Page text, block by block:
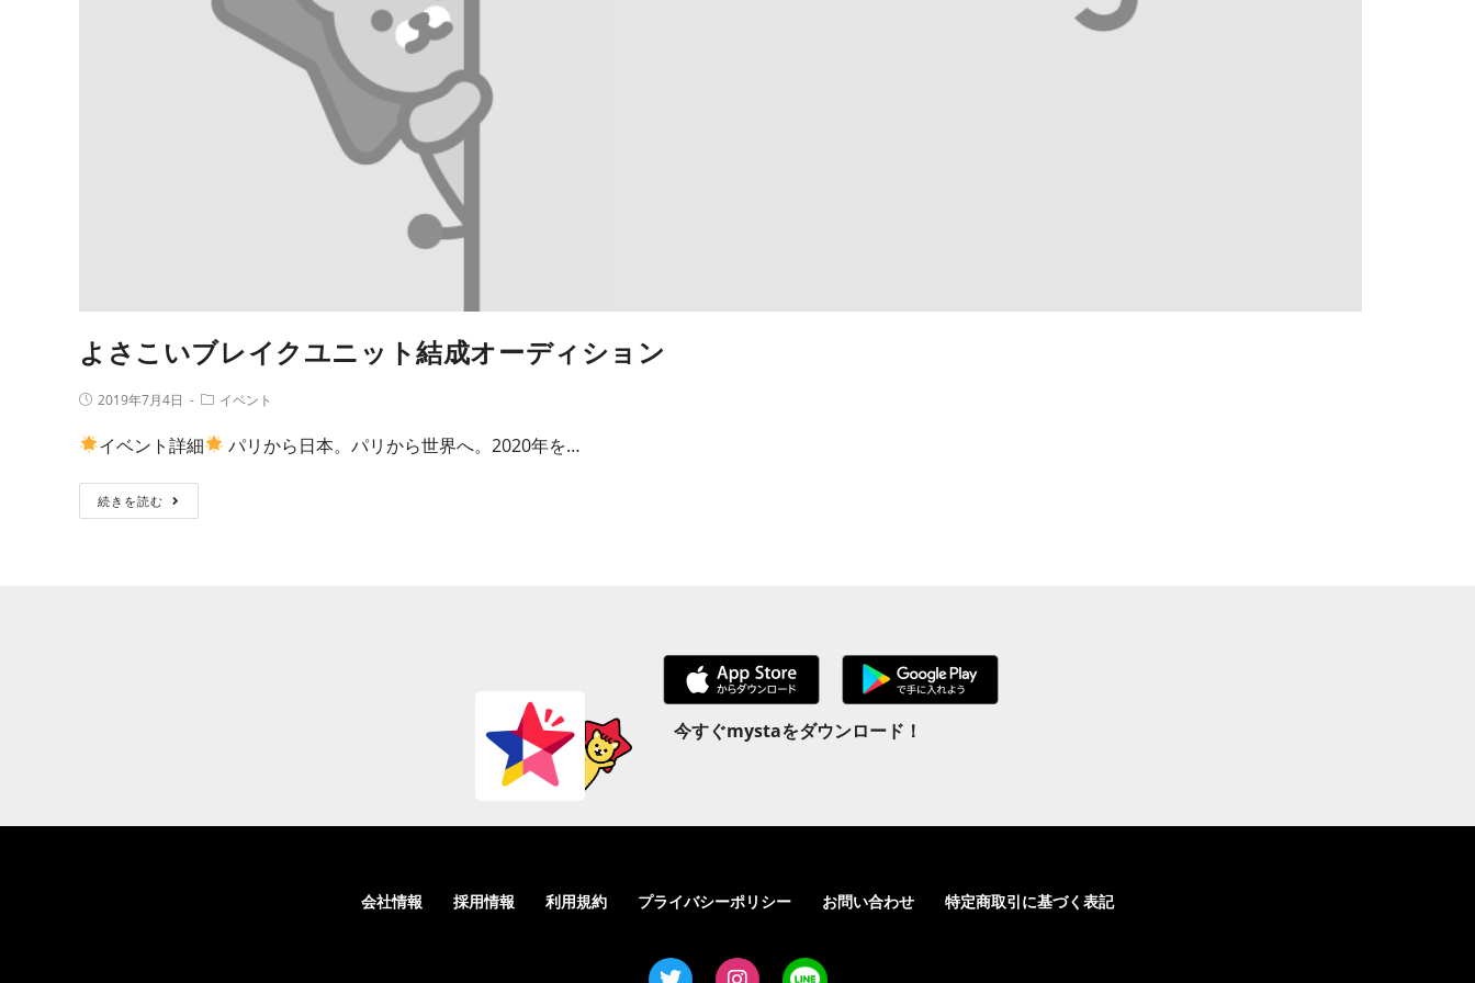
よさこいブレイクユニット結成オーディション
2019年7月4日 イベント
イベント詳細 パリから日本。パリから世界へ。2020年を…
続きを読む
今すぐmystaをダウンロード！
会社情報 採用情報 利用規約 プライバシーポリシー お問い合わせ 特定商取引に基づく表記